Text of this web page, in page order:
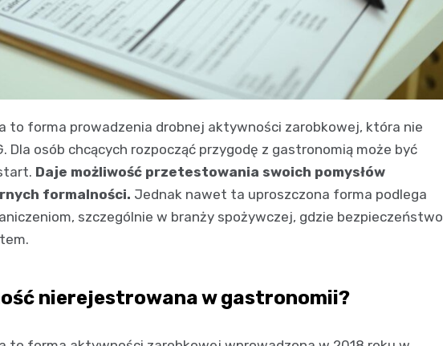
to forma prowadzenia drobnej aktywności zarobkowej, która nie
Dla osób chcących rozpocząć przygodę z gastronomią może być
Daje możliwość przetestowania swoich pomysłów
formalności. Jednak nawet ta uproszczona forma podlega
szczególnie w branży spożywczej, gdzie bezpieczeństwo
nierejestrowana w gastronomii?